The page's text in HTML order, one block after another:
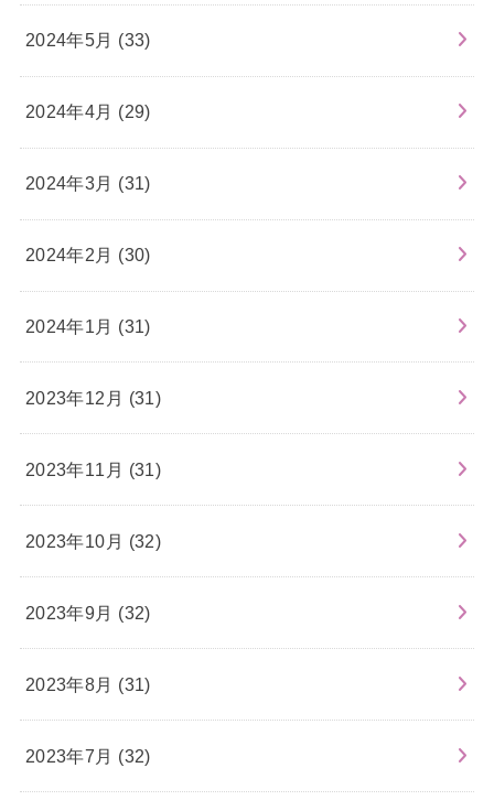
2024年5月 (33)
2024年4月 (29)
2024年3月 (31)
2024年2月 (30)
2024年1月 (31)
2023年12月 (31)
2023年11月 (31)
2023年10月 (32)
2023年9月 (32)
2023年8月 (31)
2023年7月 (32)